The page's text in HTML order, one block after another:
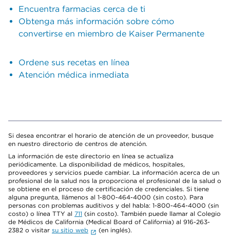
Encuentra farmacias cerca de ti
Obtenga más información sobre cómo
convertirse en miembro de Kaiser Permanente
Ordene sus recetas en línea
Atención médica inmediata
Si desea encontrar el horario de atención de un proveedor, busque
en nuestro directorio de centros de atención.
La información de este directorio en línea se actualiza
periódicamente. La disponibilidad de médicos, hospitales,
proveedores y servicios puede cambiar. La información acerca de un
profesional de la salud nos la proporciona el profesional de la salud o
se obtiene en el proceso de certificación de credenciales. Si tiene
alguna pregunta, llámenos al 1-800-464-4000 (sin costo). Para
personas con problemas auditivos y del habla: 1-800-464-4000 (sin
costo) o línea TTY al 711 (sin costo). También puede llamar al Colegio
de Médicos de California (Medical Board of California) al 916-263-
2382 o visitar su sitio web
(en inglés).